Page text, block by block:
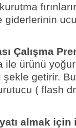
giderlerinin
Çalışma
ile ürünü
getirir.
( flash
almak